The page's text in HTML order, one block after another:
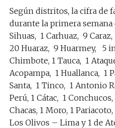
Según distritos, la cifra de
durante la primera semana
Sihuas, 1 Carhuaz, 9
20 Huaraz, 9 Huarmey, 5
Chimbote, 1 Tauca, 1
Acopampa, 1 Huallanca, 1
Santa, 1 Tinco, 1 Antonio
Perú, 1 Cátac, 1
Chacas, 1 Moro, 1
Los Olivos – Lima y 1 de